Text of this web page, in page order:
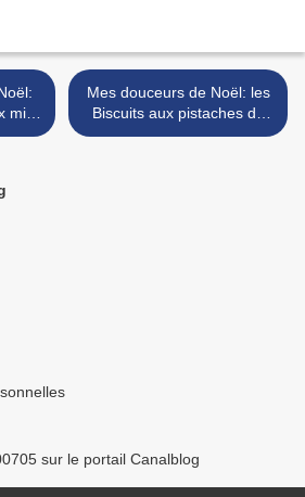
Mes douceurs de Noël: les
Biscuits aux pistaches de
Stéphanie >
sur le portail Canalblog